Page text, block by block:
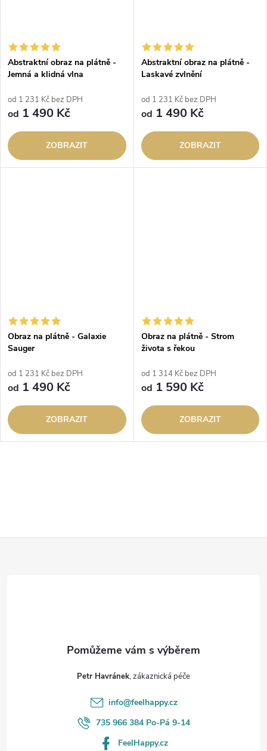
Abstraktní obraz na plátně -
Jemná a klidná vlna
od 1 231 Kč bez DPH
od 1 490 Kč
ZOBRAZIT
Abstraktní obraz na plátně -
Laskavé zvlnění
od 1 231 Kč bez DPH
od 1 490 Kč
ZOBRAZIT
Obraz na plátně - Galaxie
Sauger
od 1 231 Kč bez DPH
od 1 490 Kč
ZOBRAZIT
Obraz na plátně - Strom
života s řekou
od 1 314 Kč bez DPH
od 1 590 Kč
ZOBRAZIT
Petr Havránek
info@feelhappy.cz
735 966 384 Po-Pá 9-14
FeelHappy.cz